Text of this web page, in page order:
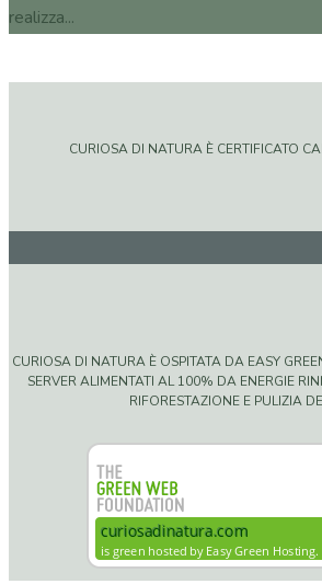
realizza...
CURIOSA DI NATURA È CERTIFICATO
CURIOSA DI NATURA È OSPITATA DA EASY
SERVER ALIMENTATI AL 100% DA ENERGIE
RIFORESTAZIONE E PULIZIA